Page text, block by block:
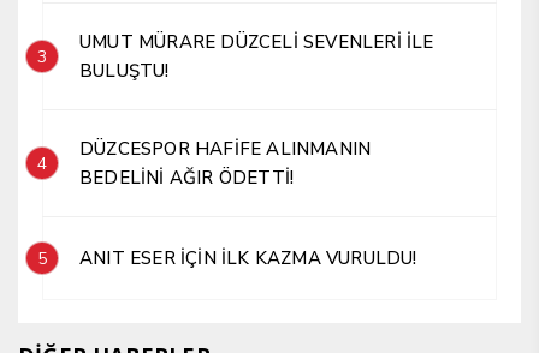
3
UMUT MÜRARE DÜZCELİ SEVENLERİ İLE
BULUŞTU!
4
DÜZCESPOR HAFİFE ALINMANIN
BEDELİNİ AĞIR ÖDETTİ!
5 ANIT ESER İÇİN İLK KAZMA VURULDU!